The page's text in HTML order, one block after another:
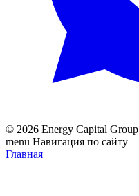
© 2026 Energy Capital Group
menu Навигация по сайту
Главная